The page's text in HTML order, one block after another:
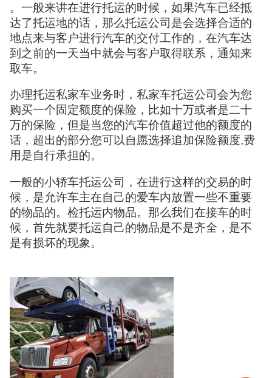
。一般来讲在进行托运的时候，如果汽车已经抵
达了托运地的话，那么托运公司是会选择合适的
地点来与客户进行汽车的交付工作的，在汽车达
到之前的一天当中就会与客户取得联系，通知来
取车。
办理托运私家车业务时，私家车托运公司会为您
购买一个固定额度的保险，比如十万或者是二十
万的保险，但是当您的汽车价值超过他的额度的
话，超出的部分您可以自愿选择追加保险额度,费
用是自行承担的。
一般的小轿车托运公司，在进行这样的交易的时
候，是允许车主在自己的爱车内放置一些不重要
的物品的。检托运内物品。那么我们在接车的时
候，首先就要托运自己的物品是不是齐全，是不
是有损坏的现象。